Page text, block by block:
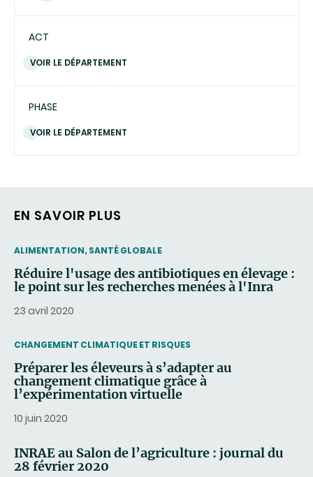
ACT
VOIR LE DÉPARTEMENT
PHASE
VOIR LE DÉPARTEMENT
EN SAVOIR PLUS
THEMATIC
ALIMENTATION, SANTÉ GLOBALE
Réduire l'usage des antibiotiques en élevage :
le point sur les recherches menées à l'Inra
23 avril 2020
THEMATIC
CHANGEMENT CLIMATIQUE ET RISQUES
Préparer les éleveurs à s’adapter au
changement climatique grâce à
l’expérimentation virtuelle
10 juin 2020
INRAE au Salon de l’agriculture : journal du
28 février 2020